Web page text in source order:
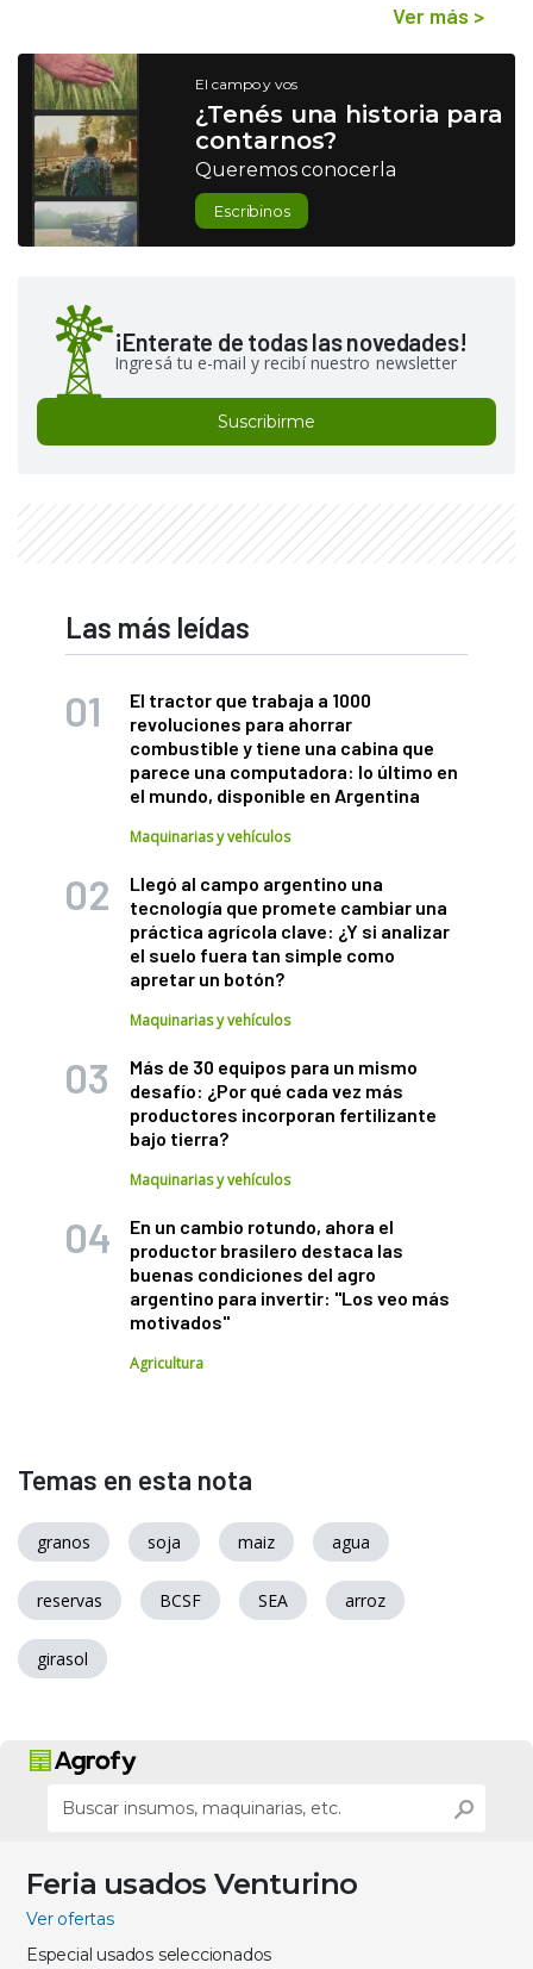
Ver más >
El campo y vos
¿Tenés una historia para
contarnos?
Queremos conocerla
Escribinos
¡Enterate de todas las novedades!
Ingresá tu e-mail y recibí nuestro newsletter
Suscribirme
Las más leídas
El tractor que trabaja a 1000
revoluciones para ahorrar
combustible y tiene una cabina que
parece una computadora: lo último en
el mundo, disponible en Argentina
Maquinarias y vehículos
Llegó al campo argentino una
tecnología que promete cambiar una
práctica agrícola clave: ¿Y si analizar
el suelo fuera tan simple como
apretar un botón?
Maquinarias y vehículos
Más de 30 equipos para un mismo
desafío: ¿Por qué cada vez más
productores incorporan fertilizante
bajo tierra?
Maquinarias y vehículos
En un cambio rotundo, ahora el
productor brasilero destaca las
buenas condiciones del agro
argentino para invertir: "Los veo más
motivados"
Agricultura
Temas en esta nota
granos soja maiz agua
reservas BCSF SEA arroz
girasol
Feria usados Venturino
Ver ofertas
Especial usados seleccionados